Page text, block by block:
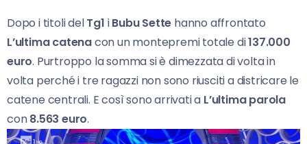
Dopo i titoli delTg1 iBubu Sette hanno affrontato
L’ultima catenacon un montepremi totale di137.000
euro. Purtroppo la somma si è dimezzata di volta in
volta perché i tre ragazzi non sono riusciti a districare le
catene centrali. E così sono arrivati a L’ultima parola
con8.563 euro.